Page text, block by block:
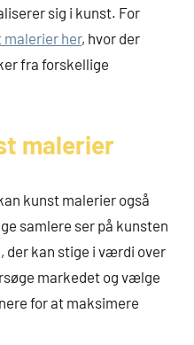
sig i kunst. For
malerier her, hvor der
fra forskellige
malerier
kunst malerier også
samlere ser på kunsten
kan stige i værdi over
markedet og vælge
for at maksimere